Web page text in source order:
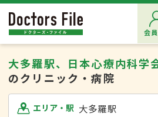
会
大多羅駅、日本心療内科学
のクリニック・病院
エリア・駅 大多羅駅